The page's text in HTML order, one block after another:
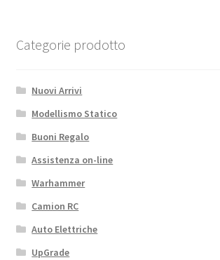
Categorie prodotto
Nuovi Arrivi
Modellismo Statico
Buoni Regalo
Assistenza on-line
Warhammer
Camion RC
Auto Elettriche
UpGrade